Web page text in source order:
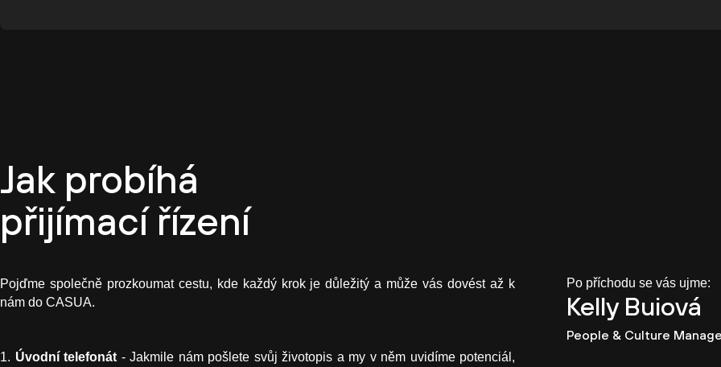
Jak probíhá
přijímací řízení
Pojďme společně prozkoumat cestu, kde každý krok je důležitý a může vás dovést až k
nám do CASUA.
1. Úvodní telefonát - Jakmile nám pošlete svůj životopis a my v něm uvidíme potenciál,
Po příchodu se vás ujme:
Kelly Buiová
People & Culture